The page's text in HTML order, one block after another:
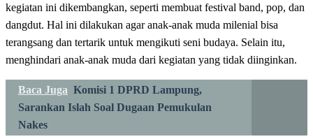
kegiatan ini dikembangkan, seperti membuat festival band, pop, dan
dangdut. Hal ini dilakukan agar anak-anak muda milenial bisa
terangsang dan tertarik untuk mengikuti seni budaya. Selain itu,
menghindari anak-anak muda dari kegiatan yang tidak diinginkan.
Baca Juga Komisi 1 DPRD Lampung,
Sarankan Islah Soal Dugaan Pemukulan
Nakes